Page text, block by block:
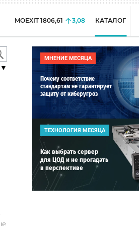
MOEXIT 1806,61 3,08 КАТАЛОГ
МНЕНИЕ МЕСЯЦА
Почему соответствие
стандартам не гарантирует
защиту от киберугроз
ТЕХНОЛОГИЯ МЕСЯЦА
Как выбрать сервер
для ЦОД и не прогадать
в перспективе